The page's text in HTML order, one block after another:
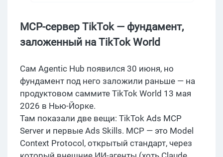
MCP-сервер TikTok — фундамент,
заложенный на TikTok World
Сам Agentic Hub появился 30 июня, но
фундамент под него заложили раньше — на
продуктовом саммите TikTok World 13 мая
2026 в Нью-Йорке.
Там показали две вещи: TikTok Ads MCP
Server и первые Ads Skills. MCP — это Model
Context Protocol, открытый стандарт, через